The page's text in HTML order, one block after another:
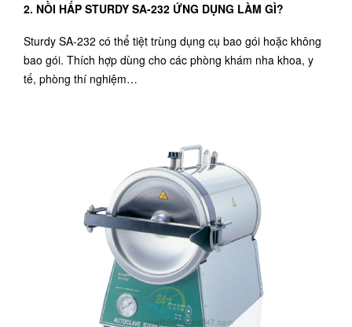
2. NỒI HẤP STURDY SA-232 ỨNG DỤNG LÀM GÌ?
Sturdy SA-232 có thể tiệt trùng dụng cụ bao gói hoặc không
bao gói. Thích hợp dùng cho các phòng khám nha khoa, y
tế, phòng thí nghiệm…